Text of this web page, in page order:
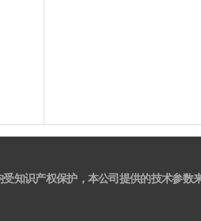
知识产权保护，本公司提供的技术参